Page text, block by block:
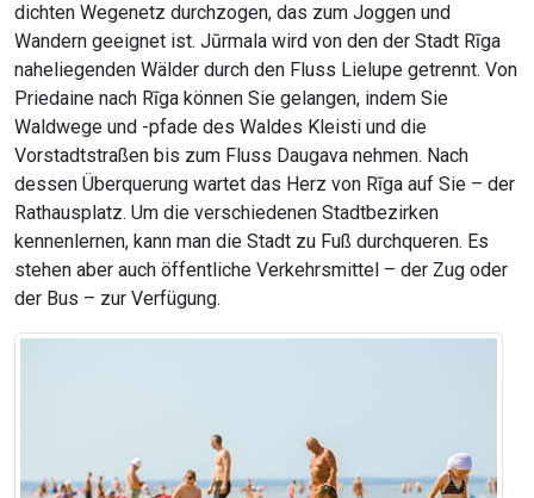
dichten Wegenetz durchzogen, das zum Joggen und
Wandern geeignet ist. Jūrmala wird von den der Stadt Rīga
naheliegenden Wälder durch den Fluss Lielupe getrennt. Von
Priedaine nach Rīga können Sie gelangen, indem Sie
Waldwege und -pfade des Waldes Kleisti und die
Vorstadtstraßen bis zum Fluss Daugava nehmen. Nach
dessen Überquerung wartet das Herz von Rīga auf Sie – der
Rathausplatz. Um die verschiedenen Stadtbezirken
kennenlernen, kann man die Stadt zu Fuß durchqueren. Es
stehen aber auch öffentliche Verkehrsmittel – der Zug oder
der Bus – zur Verfügung.